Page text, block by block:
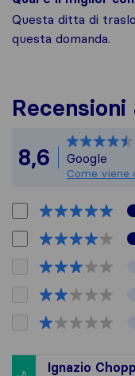
Questa ditta di
questa domanda.
Recensioni
8,6
Google
Come viene
Ignazio